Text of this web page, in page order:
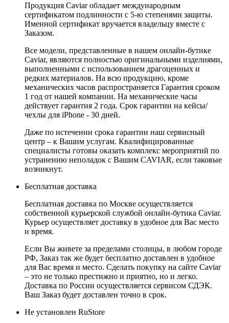
Продукция Caviar обладает международным
сертификатом подлинности с 5-ю степенями защиты.
Именной сертификат вручается владельцу вместе с
Заказом.
Все модели, представленные в нашем онлайн-бутике
Caviar, являются полностью оригинальными изделиями,
выполненными с использованием драгоценных и
редких материалов. На всю продукцию, кроме
механических часов распространяется Гарантия сроком
1 год от нашей компании. На механические часы
действует гарантия 2 года. Срок гарантии на кейсы/
чехлы для iPhone - 30 дней.
Даже по истечении срока гарантии наш сервисный
центр – к Вашим услугам. Квалифицированные
специалисты готовы оказать комплекс мероприятий по
устранению неполадок с Вашим CAVIAR, если таковые
возникнут.
Бесплатная доставка
Бесплатная доставка по Москве осуществляется
собственной курьерской службой онлайн-бутика Caviar.
Курьер осуществляет доставку в удобное для Вас место
и время.
Если Вы живете за пределами столицы, в любом городе
РФ, Заказ так же будет бесплатно доставлен в удобное
для Вас время и место. Сделать покупку на сайте Caviar
– это не только престижно и приятно, но и легко.
Доставка по России осуществляется сервисом СДЭК.
Ваш Заказ будет доставлен точно в срок.
Не установлен RuStore